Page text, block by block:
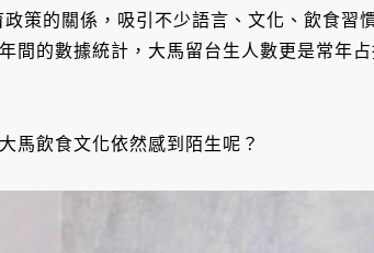
策的關係，吸引不少語言、文化、飲食習
間的數據統計，大馬留台生人數更是常年
馬飲食文化依然感到陌生呢？